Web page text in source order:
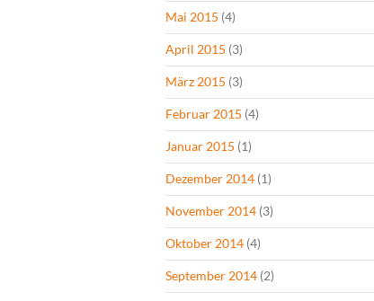
Mai 2015 (4)
April 2015 (3)
März 2015 (3)
Februar 2015 (4)
Januar 2015 (1)
Dezember 2014 (1)
November 2014 (3)
Oktober 2014 (4)
September 2014 (2)